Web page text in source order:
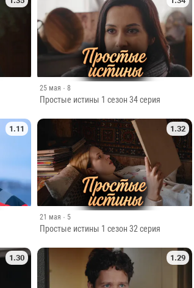
25 мая · 8
Простые истины 1 сезон 34 серия
1.11 1.32
21 мая · 5
Простые истины 1 сезон 32 серия
1.30 1.29